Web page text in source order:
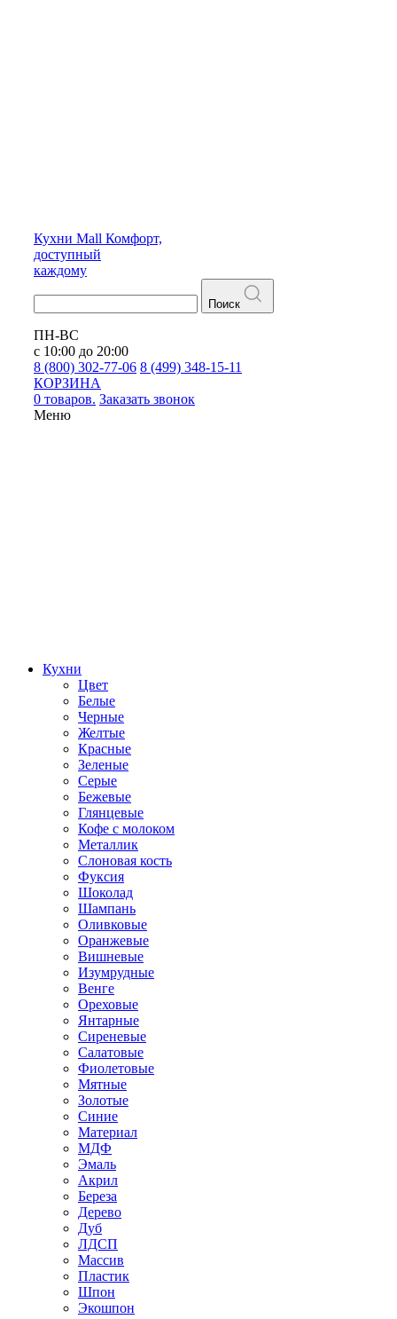
Кухни Mall Комфорт,
доступный
каждому
Поиск
ПН-ВС
с 10:00 до 20:00
8 (800) 302-77-06 8 (499) 348-15-11
КОРЗИНА
0 товаров. Заказать звонок
Меню
Кухни
Цвет
Белые
Черные
Желтые
Красные
Зеленые
Серые
Бежевые
Глянцевые
Кофе с молоком
Металлик
Слоновая кость
Фуксия
Шоколад
Шампань
Оливковые
Оранжевые
Вишневые
Изумрудные
Венге
Ореховые
Янтарные
Сиреневые
Салатовые
Фиолетовые
Мятные
Золотые
Синие
Материал
МДФ
Эмаль
Акрил
Береза
Дерево
Дуб
ЛДСП
Массив
Пластик
Шпон
Экошпон